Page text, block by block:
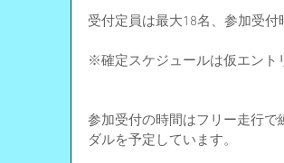
受付定員は最大18名、参加受付
※確定スケジュールは仮エント
参加受付の時間はフリー走行
ダルを予定しています。